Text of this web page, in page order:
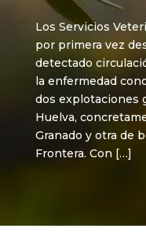
Los Servicios
por primera vez
detectado
la enfermedad
dos explotaciones
Huelva,
Granado y otra de
Frontera. Con […]